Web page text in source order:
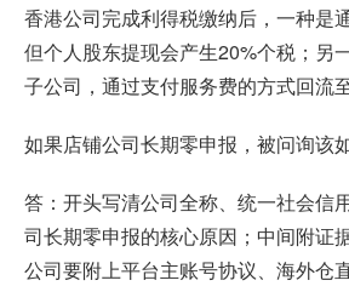
香港公司完成利得税缴纳后，一种是
但个人股东提现会产生20%个税；另
子公司，通过支付服务费的方式回流至
如果店铺公司长期零申报，被问询该
答：开头写清公司全称、统一社会信
司长期零申报的核心原因；中间附证
公司要附上平台主账号协议、海外仓